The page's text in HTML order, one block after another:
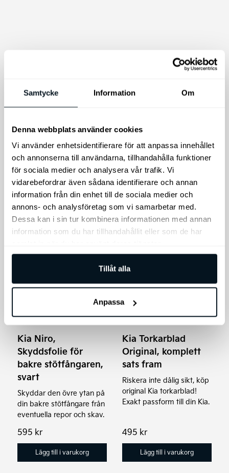
Samtycke Information Om
Denna webbplats använder cookies
Vi använder enhetsidentifierare för att anpassa innehållet
och annonserna till användarna, tillhandahålla funktioner
för sociala medier och analysera vår trafik. Vi
vidarebefordrar även sådana identifierare och annan
information från din enhet till de sociala medier och
annons- och analysföretag som vi samarbetar med.
Dessa kan i sin tur kombinera informationen med annan
information som du har tillhandahållit eller som de har
Tillåt alla
Anpassa
Kia Torkarblad
Original, bakruta
Riskera inte dålig sikt, köp
original Kia torkarblad för
bakrutan! Exakt passform
för din Kia-bil.
295 kr
Lägg till i varukorg
Kia
förvaringsväskor
695kr
Lägg till i varukorg
Kia Niro,
Skyddsfolie för
bakre stötfångaren,
svart
Skyddar den övre ytan på
din bakre stötfångare från
eventuella repor och skav.
595 kr
Lägg till i varukorg
Kia Torkarblad
Original, komplett
sats fram
Riskera inte dålig sikt, köp
original Kia torkarblad!
Exakt passform till din Kia.
495 kr
Lägg till i varukorg